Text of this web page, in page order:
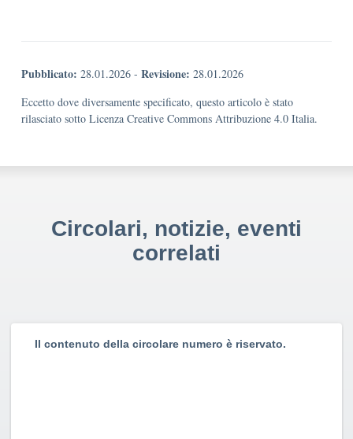
Pubblicato: 28.01.2026 - Revisione: 28.01.2026
Eccetto dove diversamente specificato, questo articolo è stato
rilasciato sotto Licenza Creative Commons Attribuzione 4.0 Italia.
Circolari, notizie, eventi
correlati
Il contenuto della circolare numero è riservato.